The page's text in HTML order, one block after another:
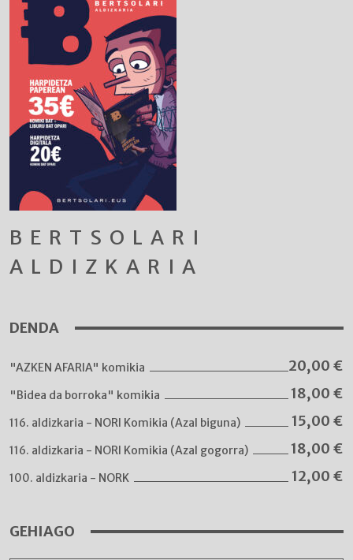
BERTSOLARI
ALDIZKARIA
DENDA
"AZKEN AFARIA" komikia 20,00 €
"Bidea da borroka" komikia 18,00 €
116. aldizkaria - NORI Komikia (Azal biguna) 15,00 €
116. aldizkaria - NORI Komikia (Azal gogorra) 18,00 €
100. aldizkaria - NORK 12,00 €
GEHIAGO